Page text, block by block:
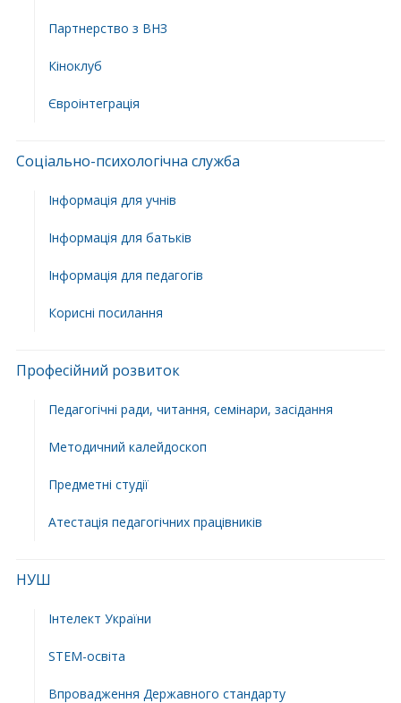
Партнерство з ВНЗ
Кіноклуб
Євроінтеграція
Соціально-психологічна служба
Інформація для учнів
Інформація для батьків
Інформація для педагогів
Корисні посилання
Професійний розвиток
Педагогічні ради, читання, семінари, засідання
Методичний калейдоскоп
Предметні студії
Атестація педагогічних працівників
НУШ
Інтелект України
STEM-освіта
Впровадження Державного стандарту